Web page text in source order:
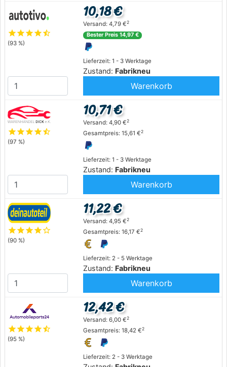
starstarstarstarstar_half
(93 %)
Lieferzeit: 1 - 3 Werktage
Zustand: Fabrikneu
10,18 €
Versand: 4,79 €2
Bester Preis 14,97 €
Warenkorb
starstarstarstarstar_half
(97 %)
Lieferzeit: 1 - 3 Werktage
Zustand: Fabrikneu
10,71 €
Versand: 4,90 €2
Gesamtpreis: 15,61 €2
Warenkorb
starstarstarstarstar_outline
(90 %)
Lieferzeit: 2 - 5 Werktage
Zustand: Fabrikneu
11,22 €
Versand: 4,95 €2
Gesamtpreis: 16,17 €2
Warenkorb
starstarstarstarstar_half
(95 %)
Lieferzeit: 2 - 3 Werktage
12,42 €
Versand: 6,00 €2
Gesamtpreis: 18,42 €2